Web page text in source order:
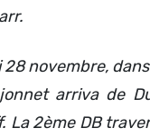
novembre,
arriva de
La 2ème DB